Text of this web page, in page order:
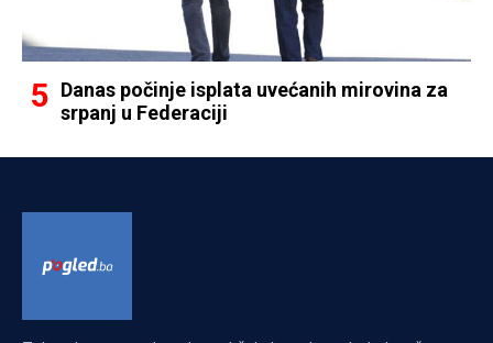
Danas počinje isplata uvećanih mirovina za
srpanj u Federaciji